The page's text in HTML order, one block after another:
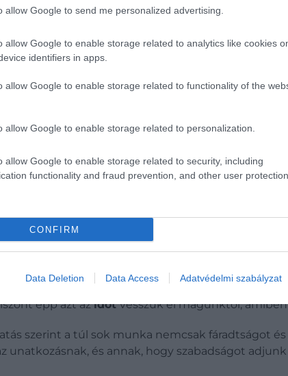
allow Google to send me personalized advertising.
allow Google to enable storage related to analytics like cookies
identifiers in apps.
allow Google to enable storage related to functionality of the
allow Google to enable storage related to personalization.
allow Google to enable storage related to security, including
functionality and fraud prevention, and other user protection.
CONFIRM
Data Deletion Data Access Adatvédelmi szabályzat
a stressz , és szinte állandóan elfoglaltak vagyunk
a szervezet „riasztórendszere” – a
Ezt a jelenséget hívják allosztatikus
élménykeresés szokását.
körében. Ennek sok oka van, de közös
épp azt azidőtvesszük el magunktól,
szerint a túl sok munka nemcsak fáradtságot és
unatkozásnak, és annak, hogy szabadságot